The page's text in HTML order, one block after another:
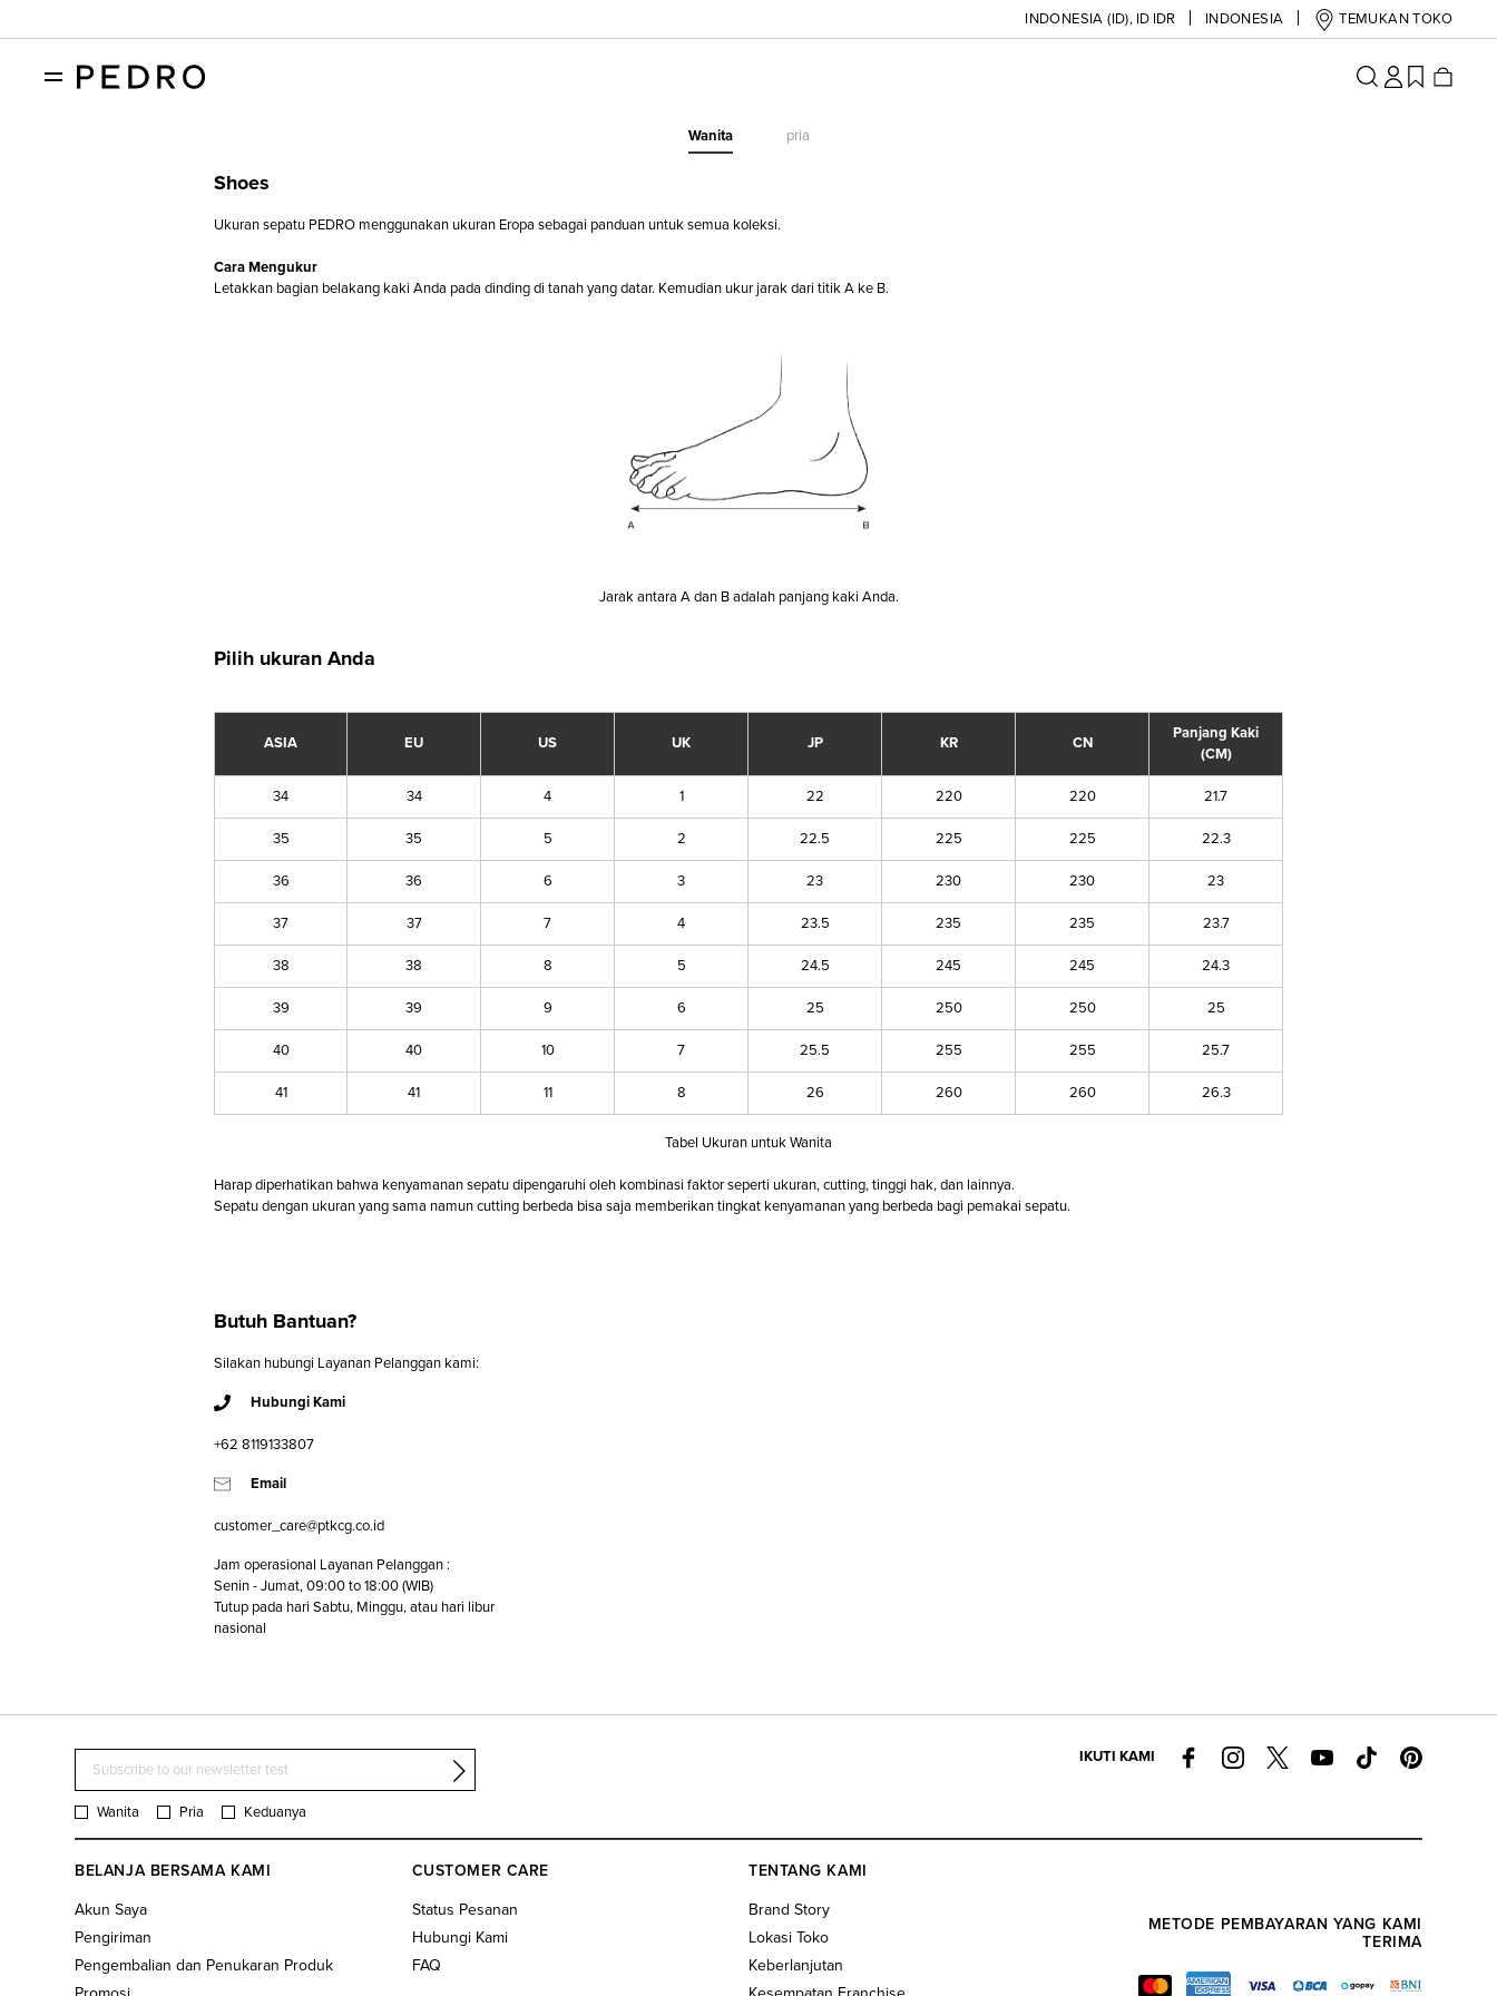
INDONESIA (ID), ID IDR INDONESIA TEMUKAN TOKO
Wanita pria
Shoes
Ukuran sepatu PEDRO menggunakan ukuran Eropa sebagai panduan untuk semua koleksi.
Cara Mengukur
Letakkan bagian belakang kaki Anda pada dinding di tanah yang datar. Kemudian ukur jarak dari titik A ke B.
Jarak antara A dan B adalah panjang kaki Anda.
Pilih ukuran Anda
ASIA EU US UK JP KR CN
Panjang Kaki
(CM)
34 34 4 1 22 220 220 21.7
35 35 5 2 22.5 225 225 22.3
36 36 6 3 23 230 230 23
37 37 7 4 23.5 235 235 23.7
38 38 8 5 24.5 245 245 24.3
39 39 9 6 25 250 250 25
40 40 10 7 25.5 255 255 25.7
41 41 11 8 26 260 260 26.3
Tabel Ukuran untuk Wanita
Harap diperhatikan bahwa kenyamanan sepatu dipengaruhi oleh kombinasi faktor seperti ukuran, cutting, tinggi hak, dan lainnya.
Sepatu dengan ukuran yang sama namun cutting berbeda bisa saja memberikan tingkat kenyamanan yang berbeda bagi pemakai sepatu.
Butuh Bantuan?
Silakan hubungi Layanan Pelanggan kami:
Hubungi Kami
+62 8119133807
Email
customer_care@ptkcg.co.id
Jam operasional Layanan Pelanggan :
Senin - Jumat, 09:00 to 18:00 (WIB)
Tutup pada hari Sabtu, Minggu, atau hari libur
nasional
Wanita Pria Keduanya
IKUTI KAMI
BELANJA BERSAMA KAMI
Akun Saya
Pengiriman
Pengembalian dan Penukaran Produk
CUSTOMER CARE
Status Pesanan
Hubungi Kami
FAQ
TENTANG KAMI
Brand Story
Lokasi Toko
Keberlanjutan
METODE PEMBAYARAN YANG KAMI
TERIMA